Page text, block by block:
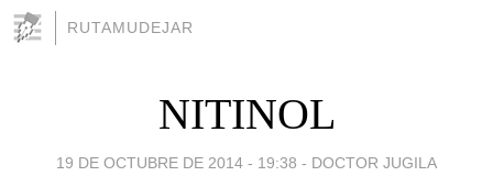
RUTAMUDEJAR
NITINOL
19 DE OCTUBRE DE 2014 - 19:38 - DOCTOR JUGILA